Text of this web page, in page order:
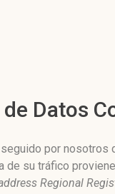
Datos
seguido por
de su tráfico
Regional